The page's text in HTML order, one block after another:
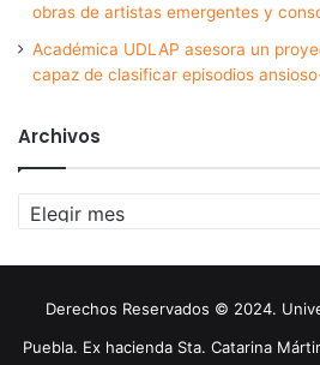
obras de artistas emergentes y
Académica UDLAP asesora un
capaz de clasificar episodios
Archivos
Archivos
Derechos Reservados © 2024.
Puebla. Ex hacienda Sta. Catarina